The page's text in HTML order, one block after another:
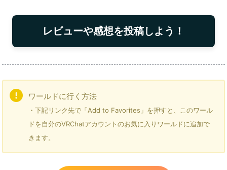
レビューや感想を投稿しよう！
ワールドに行く方法
・下記リンク先で「Add to Favorites」を押すと、このワール
ドを自分のVRChatアカウントのお気に入りワールドに追加で
きます。